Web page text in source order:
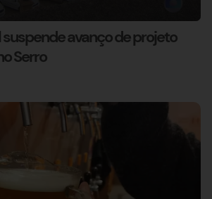
avanço de projeto
Serro